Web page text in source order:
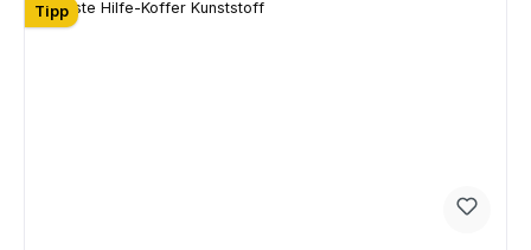
Tipp